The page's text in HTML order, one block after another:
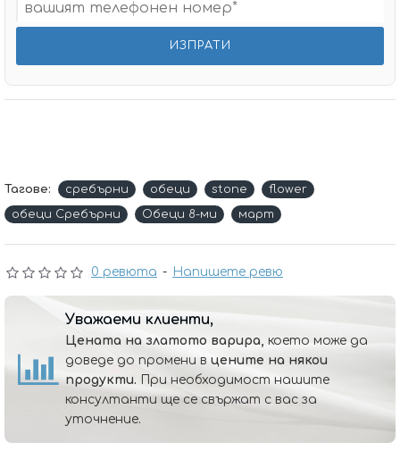
0 ревюта - Напишете ревю
Тагове: сребърни обеци stone
flower
обеци Сребърни
Обеци 8-ми март
Уважаеми клиенти,
Цената на златото варира, което може да
доведе до промени в цените на някои
продукти. При необходимост нашите
консултанти ще се свържат с вас за
уточнение.